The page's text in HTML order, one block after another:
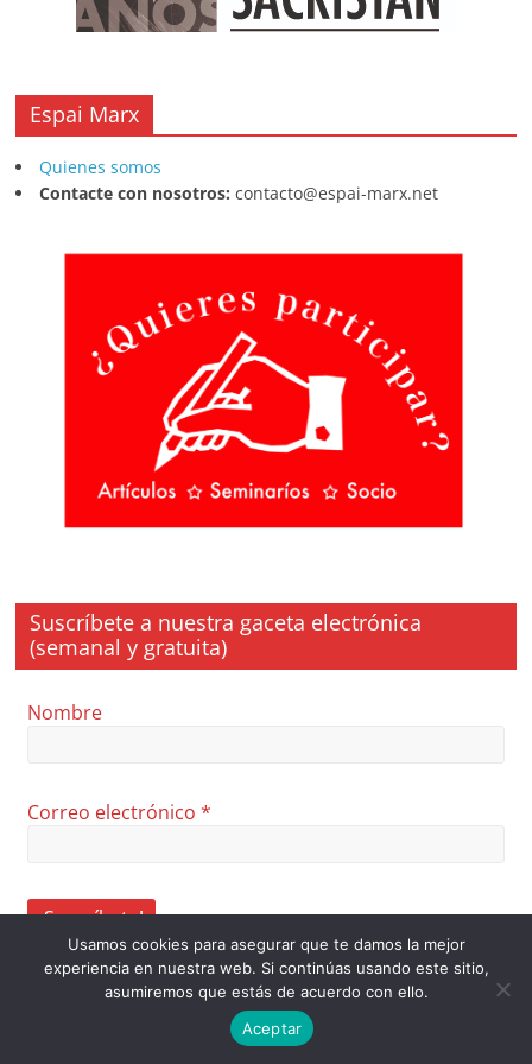
Espai Marx
Quienes somos
Contacte con nosotros: contacto@espai-marx.net
Suscríbete a nuestra gaceta electrónica
(semanal y gratuita)
Nombre
Correo electrónico*
Usamos cookies para asegurar que te damos la mejor
experiencia en nuestra web. Si continúas usando este sitio,
asumiremos que estás de acuerdo con ello.
Aceptar